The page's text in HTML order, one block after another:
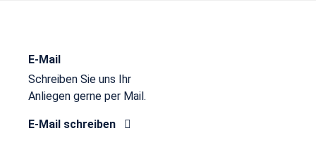
E-Mail
Schreiben Sie uns Ihr
Anliegen gerne per Mail.
E-Mail schreiben